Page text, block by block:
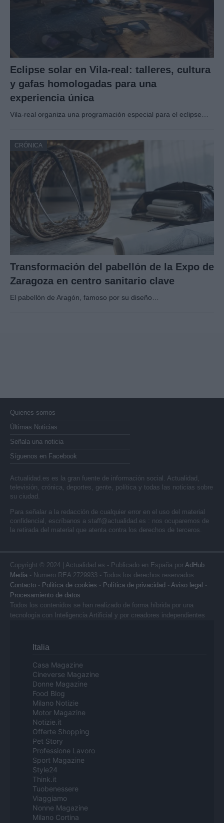
Eclipse solar en Vila-real: talleres, cultura
y gafas homologadas para una
experiencia única
Vila-real organiza una programación especial para el eclipse…
CRÓNICA
Transformación del pabellón de la Expo de
Zaragoza en centro sanitario clave
El pabellón de Aragón, famoso por su diseño…
Quienes somos
Últimas Noticias
Señala una noticia
Síguenos en Facebook
Actualidad.es es la gran fuente de información social. Actualidad,
televisión, crónica, deportes, gente, política y todas las noticias sobre
su ciudad.
Para señalar a la redacción de cualquier error en el uso del material
confidencial, escríbanos a staff@actualidad.es : nos ocuparemos de
la retirada del material que atenta contra los derechos de terceros.
Copyright © 2024 | Actualidad.es - Publicado en España por AdHub
Media - Numero REA 2729933 - Todos los derechos reservados.
Contacto - Politica de cookies - Política de privacidad - Aviso legal -
Procesamiento de datos
Todos los contenidos se han realizado de forma híbrida por una
tecnología con Inteligencia Artificial y por creadores independientes
Italia
Casa Magazine
Cineverse Magazine
Donne Magazine
Food Blog
Milano Notizie
Motor Magazine
Notizie.it
Offerte Shopping
Pet Story
Professione Lavoro
Sport Magazine
Style24
Think.it
Tuobenessere
Viaggiamo
Nonne Magazine
Milano Cortina